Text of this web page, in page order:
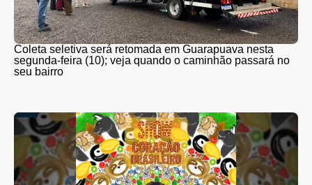
Coleta seletiva será retomada em Guarapuava nesta
segunda-feira (10); veja quando o caminhão passará no
seu bairro